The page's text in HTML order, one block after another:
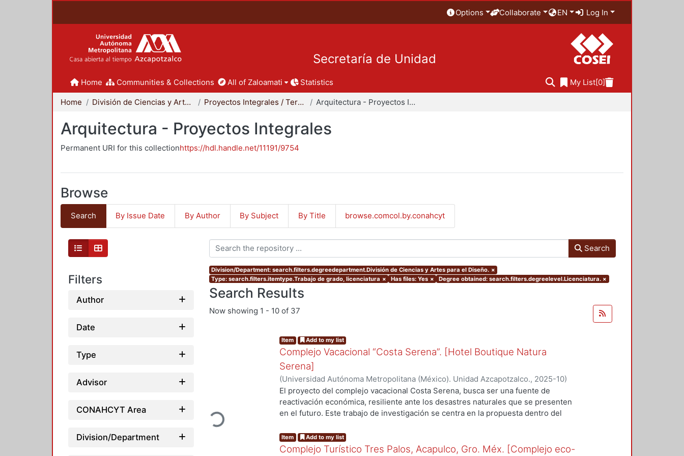
Options Collaborate EN Log In
Secretaría de Unidad
Home Communities & Collections All of Zaloamati Statistics My List[0]
Home División de Ciencias y Artes para el Diseño Proyectos Integrales / Terminales - Licenciatura Arquitectura - Proyectos Integrales
Arquitectura - Proyectos Integrales
Permanent URI for this collectionhttps://hdl.handle.net/11191/9754
Browse
Search By Issue Date By Author By Subject By Title browse.comcol.by.conahcyt
Filters
Author
Date
Type
Advisor
CONAHCYT Area
Division/Department
Search
Division/Department: search.filters.degreedepartment.División de Ciencias y Artes para el Diseño. ×
Type: search.filters.itemtype.Trabajo de grado, licenciatura × Has files: Yes × Degree obtained: search.filters.degreelevel.Licenciatura. ×
Search Results
Now showing 1 - 10 of 37
Loading...
Item Add to my list
Complejo Vacacional “Costa Serena”. [Hotel Boutique Natura
Serena]
(Universidad Autónoma Metropolitana (México). Unidad Azcapotzalco., 2025-10)
Bohorquez Cruz, Frida;Martínez Rojas, Arantza Lorelei;Silva Nuñez, Ximena
El proyecto del complejo vacacional Costa Serena, busca ser una fuente de
reactivación económica, resiliente ante los desastres naturales que se presenten
en el futuro. Este trabajo de investigación se centra en la propuesta dentro del
arquitectónicos del proyecto hotelero, los cuales representan la materialización del
proceso de diseño desarrollado a lo largo del trabajo. Cada plano expone la
Item Add to my list
Complejo Turístico Tres Palos, Acapulco, Gro. Méx. [Complejo eco-